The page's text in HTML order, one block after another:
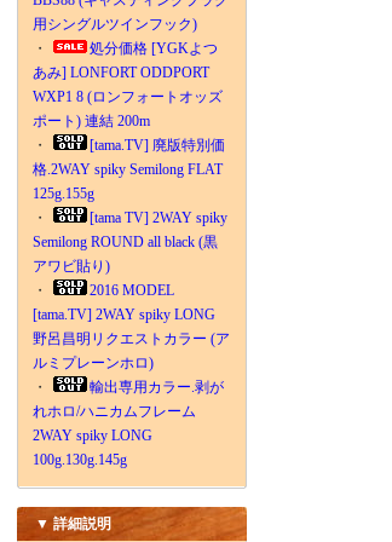
用シングルツインフック)
・
処分価格 [YGKよつ
あみ] LONFORT ODDPORT
WXP1 8 (ロンフォートオッズ
ポート) 連結 200m
・
[tama.TV] 廃版特別価
格.2WAY spiky Semilong FLAT
125g.155g
・
[tama TV] 2WAY spiky
Semilong ROUND all black (黒
アワビ貼り)
・
2016 MODEL
[tama.TV] 2WAY spiky LONG
野呂昌明リクエストカラー (ア
ルミプレーンホロ)
・
輸出専用カラー.剥が
れホロ/ハニカムフレーム
2WAY spiky LONG
100g.130g.145g
▼ 詳細説明